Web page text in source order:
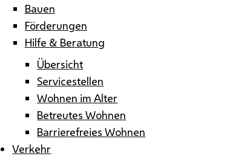
Bauen
Förderungen
Hilfe & Beratung
Übersicht
Servicestellen
Wohnen im Alter
Betreutes Wohnen
Barrierefreies Wohnen
Verkehr